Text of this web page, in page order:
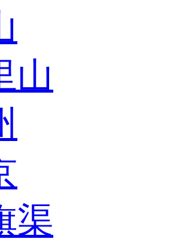
山
渠